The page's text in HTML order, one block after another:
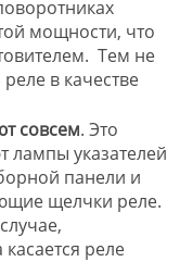
мощности, что
Тем не
в качестве
совсем. Это
лампы указателей
панели и
щелчки реле.
реле